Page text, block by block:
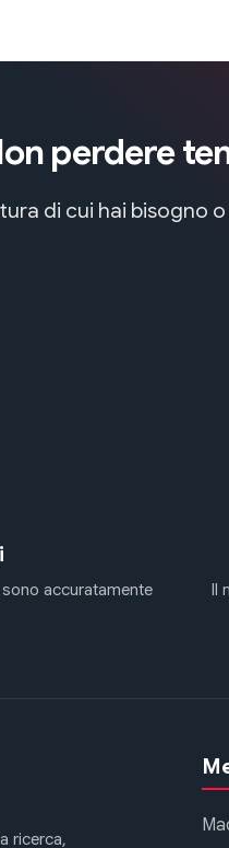
perdere
di cui hai bisogno
accuratamente
Il
ricerca,